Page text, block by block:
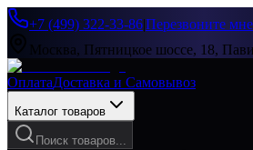
+7 (499) 322-33-86|Перезвоните мне
Москва, Пятницкое шоссе, 18,
ОплатаДоставка и Самовывоз
Каталог товаров
Поиск товаров...